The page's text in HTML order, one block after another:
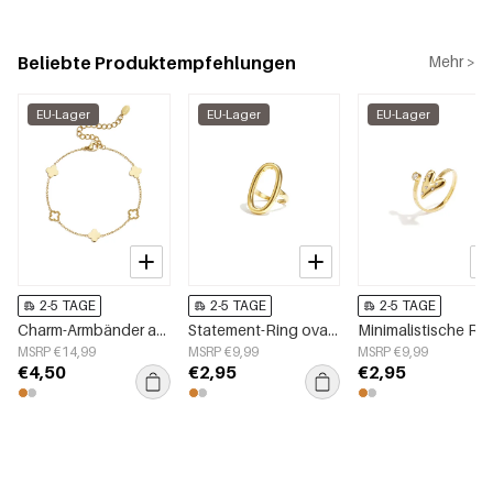
Beliebte Produktempfehlungen Mehr >
EU-Lager
2-5 TAGE
Charm-Armbänder aus 14-karätig vergoldetem Edelstahl, Clover Simple Daily Simple Serie, Damenschmuck
MSRP €14,99
€4,50
EU-Lager
2-5 TAGE
Statement-Ring oval und minimalistisch
MSRP €9,99
€2,95
EU-Lager
2-5 TAGE
MSRP €9,99
€2,95